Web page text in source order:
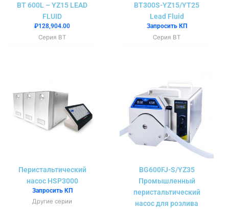
BT 600L – YZ15 LEAD
FLUID
₽128,904.00
Серия BT
BT300S-YZ15/YT25
Lead Fluid
Запросить КП
Серия BT
Перистальтический
насос HSP3000
Запросить КП
Другие серии
BG600FJ-S/YZ35
Промышленный
перистальтический
насос для розлива